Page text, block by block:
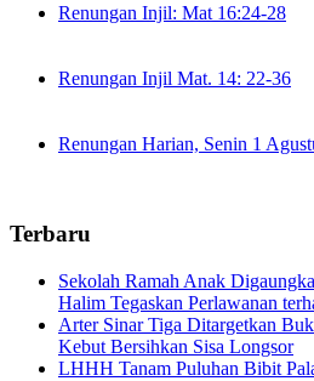
Renungan Injil: Mat 16:24-28
Renungan Injil Mat. 14: 22-36
Renungan Harian, Senin 1
Terbaru
Sekolah Ramah Anak
Halim Tegaskan Perlawanan
Arter Sinar Tiga Ditargetkan
Kebut Bersihkan Sisa Longsor
LHHH Tanam Puluhan Bibit